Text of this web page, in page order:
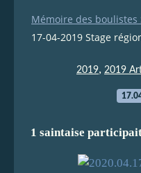
Mémoire des boulistes
17-04-2019 Stage
2019, 2019
1 saintaise